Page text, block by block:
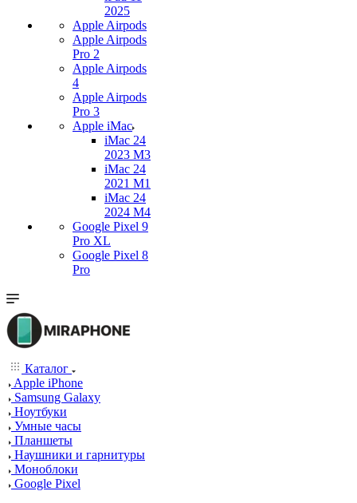
2025
Apple Airpods
Apple Airpods
Pro 2
Apple Airpods
4
Apple Airpods
Pro 3
Apple iMac
iMac 24
2023 M3
iMac 24
2021 M1
iMac 24
2024 M4
Google Pixel 9
Pro XL
Google Pixel 8
Pro
Каталог
Apple iPhone
Samsung Galaxy
Ноутбуки
Умные часы
Планшеты
Наушники и гарнитуры
Моноблоки
Google Pixel